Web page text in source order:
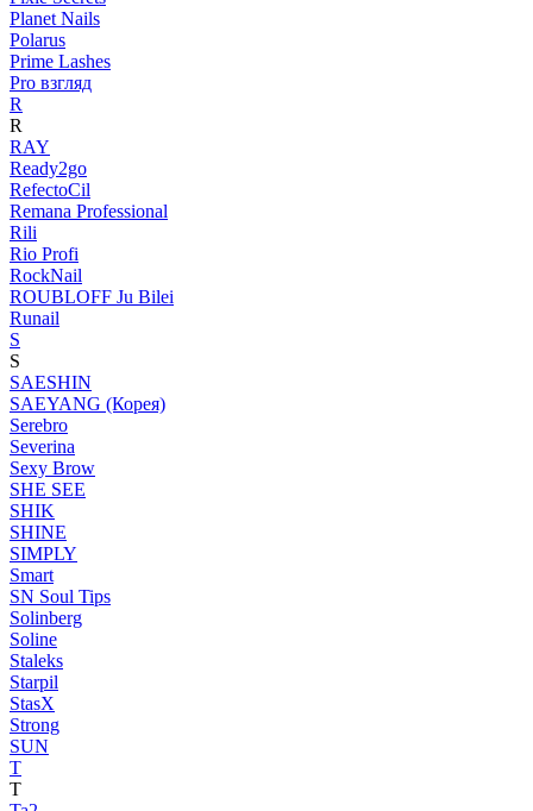
Planet Nails
Polarus
Prime Lashes
Pro взгляд
R
R
RAY
Ready2go
RefectoCil
Remana Professional
Rili
Rio Profi
RockNail
ROUBLOFF Ju Bilei
Runail
S
S
SAESHIN
SAEYANG (Корея)
Serebro
Severina
Sexy Brow
SHE SEE
SHIK
SHINE
SIMPLY
Smart
SN Soul Tips
Solinberg
Soline
Staleks
Starpil
StasX
Strong
SUN
T
T